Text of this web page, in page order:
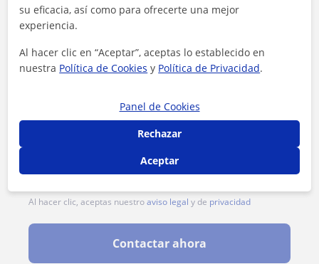
Al hacer clic, aceptas nuestroaviso legal y de privacidad
Contactar ahora
su eficacia, así como para ofrecerte una mejor
experiencia.
Al hacer clic en “Aceptar”, aceptas lo establecido en
nuestra Política de Cookies y Política de Privacidad.
Panel de Cookies
Rechazar
Aceptar